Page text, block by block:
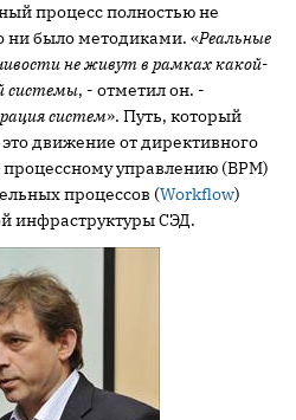
процесс полностью не
ни было методиками. «Реальные
не живут в рамках какой-
системы, - отметил он. -
систем». Путь, который
движение от директивного
управлению (BPM)
процессов (Workflow)
инфраструктуры СЭД.